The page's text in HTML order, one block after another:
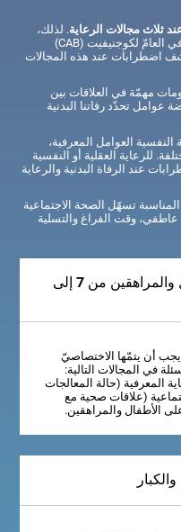
ثلاث مجالات الرعاية. لذلك،
الخطوة الأولى لهذه مجموعة التقييم المعرفي العامّ لكوجنيفيت (CAB)
اضطرابات عند هذه المجالات
مهمّة في العلاقات بين
عوامل تحدّد رفاتنا البدنية
النفسية العوامل المعرفية،
للرعاية العقلية أو النفسية
عند الرفاة البدنية والرعاية
المناسبة تسهّل الصحة الاجتماعية
عاطفي، وقت الفراغ والتسلية
المعايير التشخيصية عند الأطفال والمراهقين من 7 إلى
أن يتمّها الاختصاصيّ
في المجالات التالية:
المعرفية (حالة المعالجات
(علاقات صحية مع
الأطفال والمراهقين.